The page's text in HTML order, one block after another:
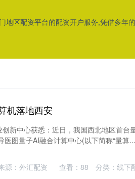
地区配资平台的配资开户服务,凭借多年
机落地西安
新中心获悉：近日，我国西北地区首台
图量子AI融合计算中心(以下简称“量算
源：外汇配资 查看： 88 分类： 线下